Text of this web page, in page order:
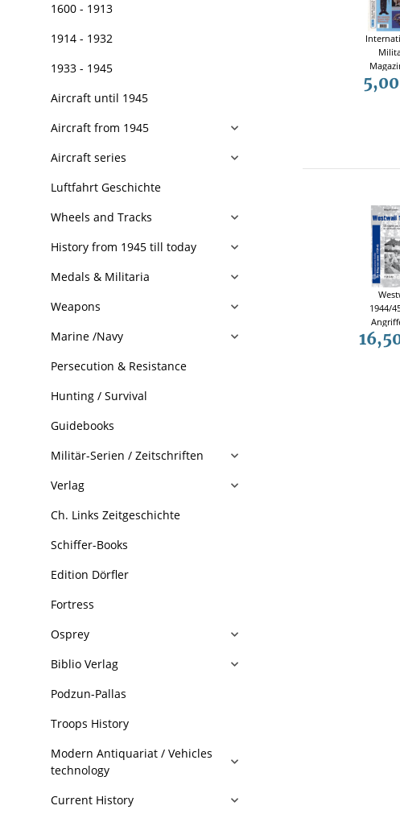
Nr.
1944/
1600 - 1913
1914 - 1932
1933 - 1945
Aircraft until 1945
Aircraft from 1945
Aircraft series
Luftfahrt Geschichte
Wheels and Tracks
History from 1945 till today
Medals & Militaria
Weapons
Marine /Navy
Persecution & Resistance
Hunting / Survival
Guidebooks
Militär-Serien / Zeitschriften
Verlag
Ch. Links Zeitgeschichte
Schiffer-Books
Edition Dörfler
Fortress
Osprey
Biblio Verlag
Podzun-Pallas
Troops History
Modern Antiquariat / Vehicles
technology
Current History